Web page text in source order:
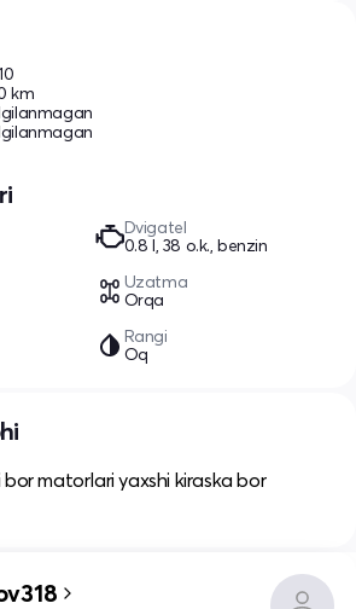
km
Dvigatel
0.8 l, 38 o.k., benzin
Uzatma
Orqa
Rangi
Oq
bor matorlari yaxshi kiraska bor